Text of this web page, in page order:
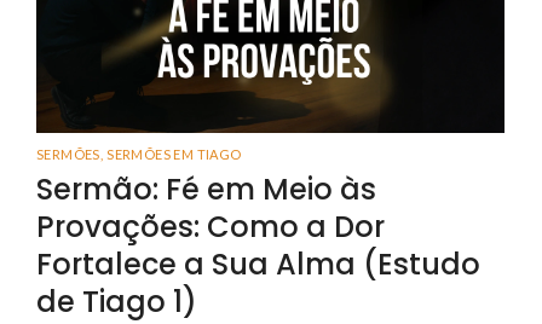
SERMÕES SERMÕES EM TIAGO
Sermão: Fé em Meio às
Provações: Como a Dor
Fortalece a Sua Alma (Estudo
de Tiago 1)